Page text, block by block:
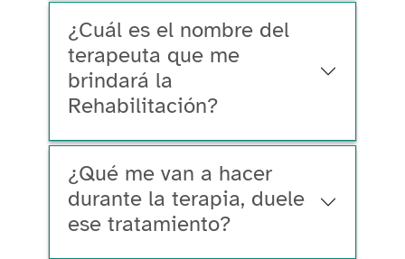
¿Cuál es el nombre del
terapeuta que me
brindará la
Rehabilitación?
¿Qué me van a hacer
durante la terapia, duele
ese tratamiento?